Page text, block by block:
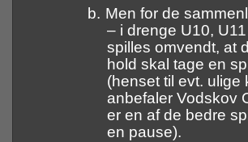
b. Men for de
– i drenge U10,
spilles omvendt, at
hold skal tage en
(henset til evt. ulige
anbefaler Vodskov
er en af de bedre
en pause).